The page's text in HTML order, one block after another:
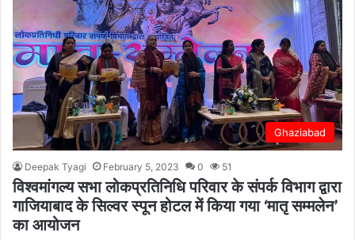
Ghaziabad
Deepak Tyagi February 5, 2023 0 51
विश्वमांगल्य सभा लोकप्रतिनिधि परिवार के संपर्क विभाग द्वारा
गाजियाबाद के सिल्वर स्पून होटल में किया गया ‘मातृ सम्मलेन’
का आयोजन